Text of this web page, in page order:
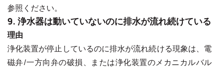
参照ください。
9. 浄水器は動いていないのに排水が流れ続けている
理由
浄化装置が停止しているのに排水が流れ続ける現象は、電
磁弁/一方向弁の破損、または浄化装置のメカニカルバル